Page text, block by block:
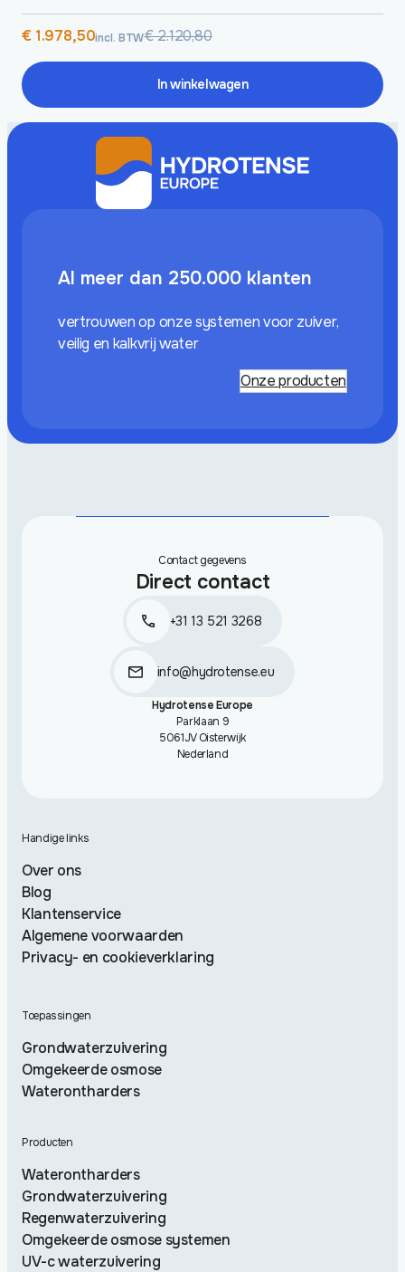
€2.120,80
Oorspronkelijke
was:
€ 2.120,80.
€1.978,50
Huidige
is:
€ 1.978,50.
incl. BTW
In winkelwagen
Al meer dan 250.000 klanten
vertrouwen op onze systemen voor zuiver,
veilig en kalkvrij water
Onze producten
Contact gegevens
Direct contact
+31 13 521 3268
info@hydrotense.eu
Hydrotense Europe
Parklaan 9
5061JV Oisterwijk
Nederland
Handige links
Over ons
Blog
Klantenservice
Algemene voorwaarden
Privacy- en cookieverklaring
Toepassingen
Grondwaterzuivering
Omgekeerde osmose
Waterontharders
Producten
Waterontharders
Grondwaterzuivering
Regenwaterzuivering
Omgekeerde osmose systemen
UV-c waterzuivering